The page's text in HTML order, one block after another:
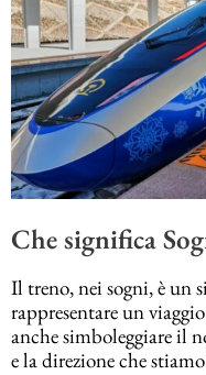
Che significa
Il treno, nei sogni, è un
rappresentare un
anche simboleggiare il
e la direzione che